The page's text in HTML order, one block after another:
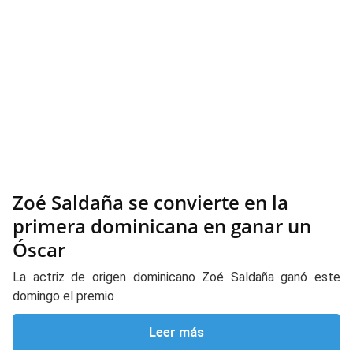
Zoé Saldaña se convierte en la
primera dominicana en ganar un
Óscar
La actriz de origen dominicano Zoé Saldaña ganó este
domingo el premio
Leer más